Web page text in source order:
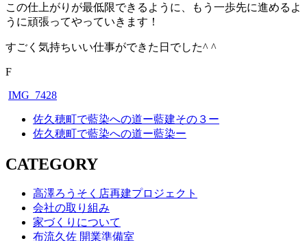
この仕上がりが最低限できるように、もう一歩先に進めるよ
うに頑張ってやっていきます！
すごく気持ちいい仕事ができた日でした^ ^
F
IMG_7428
佐久穂町で藍染への道ー藍建その３ー
佐久穂町で藍染への道ー藍染ー
CATEGORY
高澤ろうそく店再建プロジェクト
会社の取り組み
家づくりについて
布流久佐 開業準備室